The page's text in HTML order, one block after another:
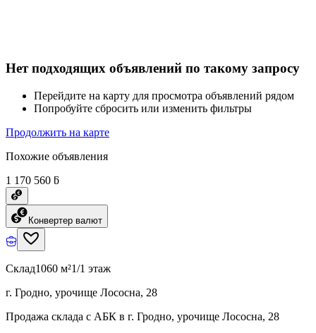
Нет подходящих объявлений по такому запросу
Перейдите на карту для просмотра объявлений рядом
Попробуйте сбросить или изменить фильтры
Продолжить на карте
Похожие объявления
1 170 560 ƃ
Конвертер валют
Склад1060 м²1/1 этаж
г. Гродно, урочище Лососна, 28
Продажа склада с АБК в г. Гродно, урочище Лососна, 28